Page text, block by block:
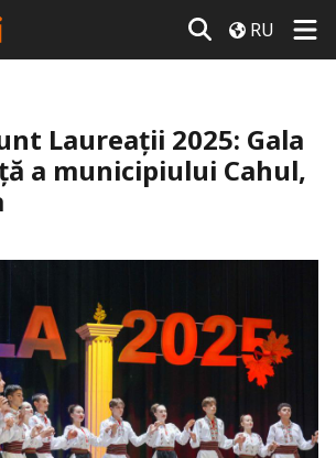
RU
Laureații 2025: Gala
a municipiului Cahul,